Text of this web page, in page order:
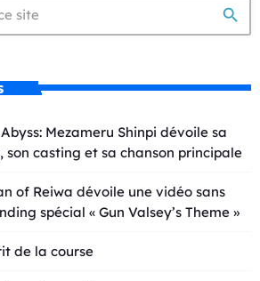
search
Mezameru Shinpi dévoile sa
son casting et sa chanson principale
of Reiwa dévoile une vidéo sans
spécial « Gun Valsey’s Theme »
de la course